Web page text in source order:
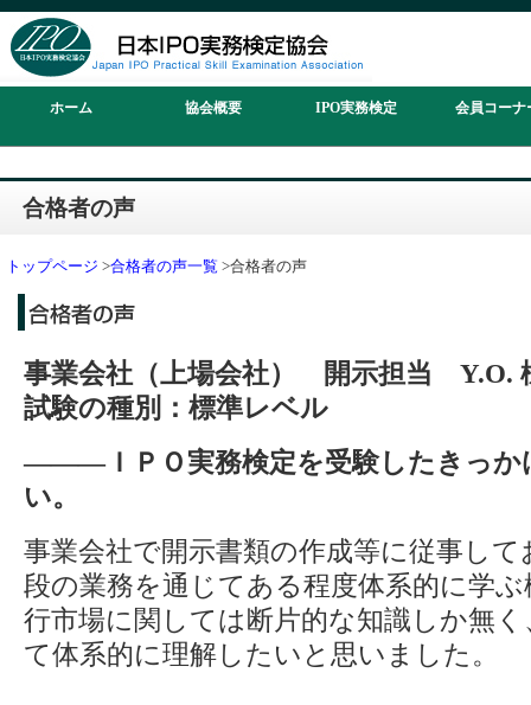
ホーム 協会概要 IPO実務検定 会員コーナ
合格者の声
トップページ >合格者の声一覧 >合格者の声
事業会社（上場会社） 開示担当 Y.O.
試験の種別：標準レベル
―――ＩＰＯ実務検定を受験したきっか
い。
事業会社で開示書類の作成等に従事し
段の業務を通じてある程度体系的に学
行市場に関しては断片的な知識しか無
て体系的に理解したいと思いました。